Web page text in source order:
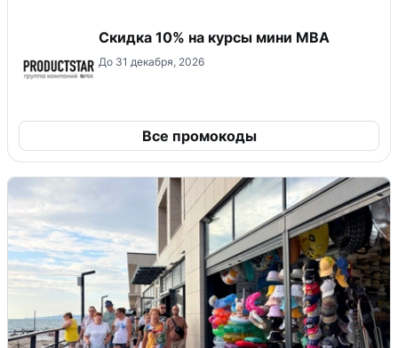
Скидка 10% на курсы мини MBA
До 31 декабря, 2026
Все промокоды